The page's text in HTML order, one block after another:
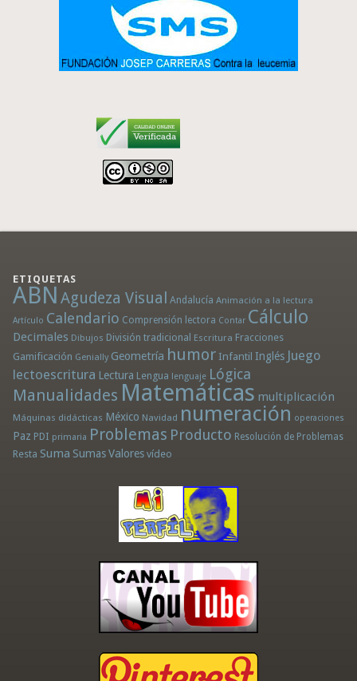
ETIQUETAS
ABN Agudeza Visual Andalucía Animación a la lectura
Artículo Calendario Comprensión lectora Contar Cálculo
Decimales Dibujos División tradicional Escritura Fracciones
Gamificación Genially Geometría humor Infantil Inglés Juego
lectoescritura Lectura Lengua lenguaje Lógica
Manualidades Matemáticas multiplicación
Máquinas didácticas México Navidad numeración operaciones
Paz PDI primaria Problemas Producto Resolución de Problemas
Resta Suma Sumas Valores vídeo